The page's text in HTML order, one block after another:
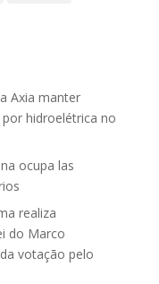
Axia manter
hidroelétrica no
ocupa las
realiza
do Marco
votação pelo